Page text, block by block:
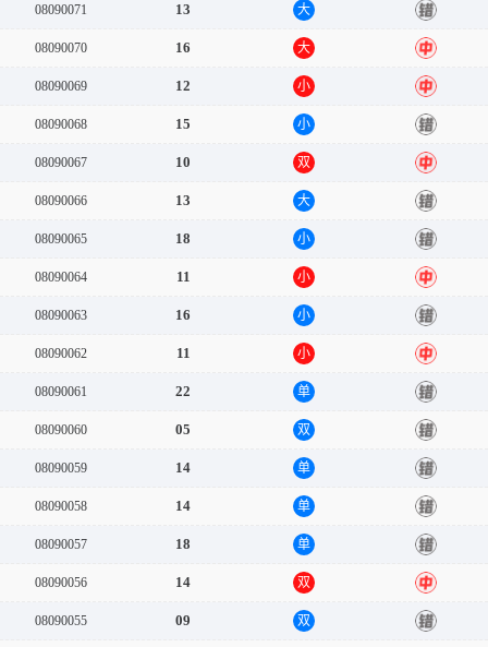
08090071 13 大 错
08090070 16 大 中
08090069 12 小 中
08090068 15 小 错
08090067 10 双 中
08090066 13 大 错
08090065 18 小 错
08090064 11 小 中
08090063 16 小 错
08090062 11 小 中
08090061 22 单 错
08090060 05 双 错
08090059 14 单 错
08090058 14 单 错
08090057 18 单 错
08090056 14 双 中
08090055 09 双 错